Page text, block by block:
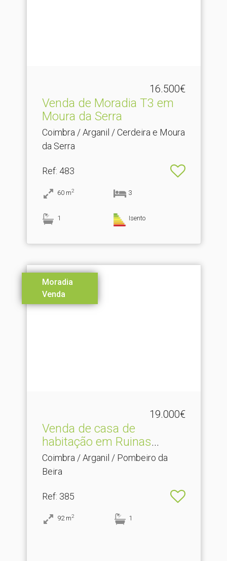
16.500€
Venda de Moradia T3 em
Moura da Serra
Coimbra / Arganil / Cerdeira e Moura
da Serra
Ref: 483
60 m2 3
1 Isento
Moradia
Venda
19.000€
Venda de casa de
habitação em Ruinas
localiza.​..
Coimbra / Arganil / Pombeiro da
Beira
Ref: 385
92 m2 1